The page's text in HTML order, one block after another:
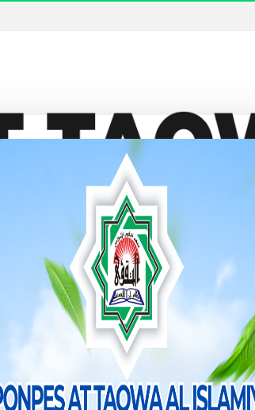
FATAWA DONASI
Air Mata Kebahagiaan Orang Tuamu, Jalan